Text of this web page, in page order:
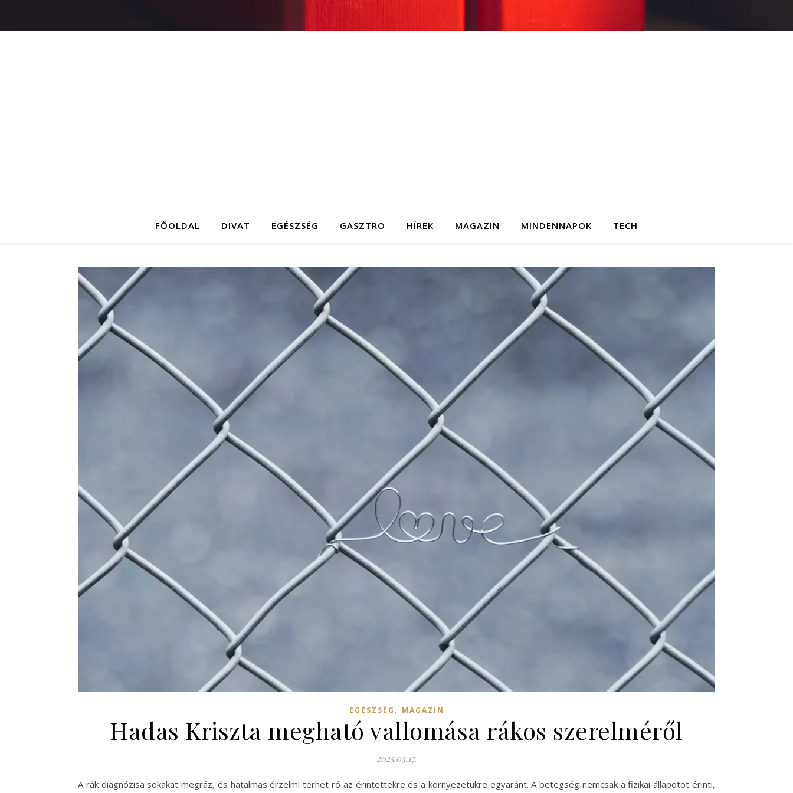
FŐOLDAL DIVAT EGÉSZSÉG GASZTRO HÍREK MAGAZIN MINDENNAPOK TECH
EGÉSZSÉG , MAGAZIN
Hadas Kriszta megható vallomása rákos szerelméről
2025.03.17.
A rák diagnózisa sokakat megráz, és hatalmas érzelmi terhet ró az érintettekre és a környezetükre egyaránt. A betegség nemcsak a fizikai állapotot érinti,